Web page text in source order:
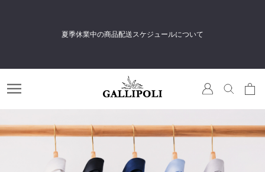
夏季休業中の商品配送スケジュールについて
料会員登録＆メルマガ登録で
すぐに使える500円相当のポイントをプレゼント